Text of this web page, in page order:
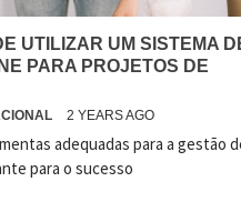
UTILIZAR UM SISTEMA
PARA PROJETOS DE
2 YEARS AGO
adequadas para a gestão
para o sucesso